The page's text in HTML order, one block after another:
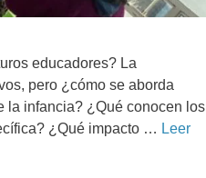
educadores? La
pero ¿cómo se aborda
la infancia? ¿Qué conocen los
¿Qué impacto … Leer